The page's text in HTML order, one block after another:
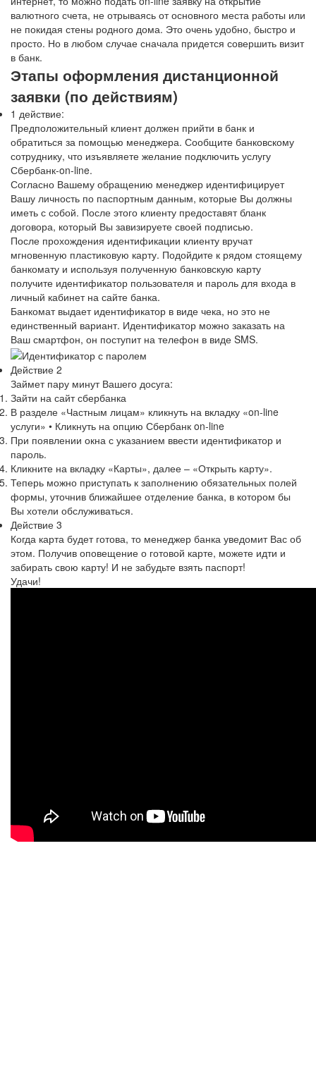
валютного счета, не отрываясь от основного места работы или
не покидая стены родного дома. Это очень удобно, быстро и
просто. Но в любом случае сначала придется совершить визит
в банк.
Этапы оформления дистанционной
заявки (по действиям)
1 действие:
Предположительный клиент должен прийти в банк и
обратиться за помощью менеджера. Сообщите банковскому
сотруднику, что изъявляете желание подключить услугу
Сбербанк-on-line.
Согласно Вашему обращению менеджер идентифицирует
Вашу личность по паспортным данным, которые Вы должны
иметь с собой. После этого клиенту предоставят бланк
договора, который Вы завизируете своей подписью.
После прохождения идентификации клиенту вручат
мгновенную пластиковую карту. Подойдите к рядом стоящему
банкомату и используя полученную банковскую карту
получите идентификатор пользователя и пароль для входа в
личный кабинет на сайте банка.
Банкомат выдает идентификатор в виде чека, но это не
единственный вариант. Идентификатор можно заказать на
Ваш смартфон, он поступит на телефон в виде SMS.
Действие 2
Займет пару минут Вашего досуга:
Зайти на сайт сбербанка
В разделе «Частным лицам» кликнуть на вкладку «on-line
услуги» • Кликнуть на опцию Сбербанк on-line
При появлении окна с указанием ввести идентификатор и
пароль.
Кликните на вкладку «Карты», далее – «Открыть карту».
Теперь можно приступать к заполнению обязательных полей
формы, уточнив ближайшее отделение банка, в котором бы
Вы хотели обслуживаться.
Действие 3
Когда карта будет готова, то менеджер банка уведомит Вас об
этом. Получив оповещение о готовой карте, можете идти и
забирать свою карту! И не забудьте взять паспорт!
Удачи!